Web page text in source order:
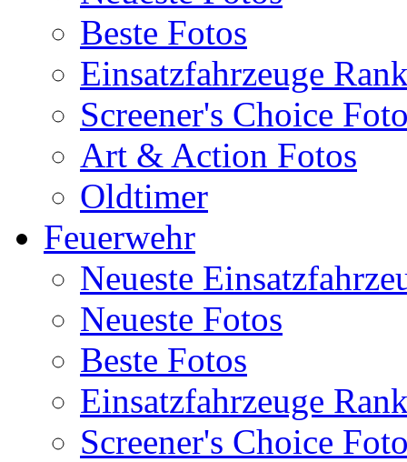
Beste Fotos
Einsatzfahrzeuge
Screener's Choice
Art & Action Fotos
Oldtimer
Feuerwehr
Neueste
Neueste Fotos
Beste Fotos
Einsatzfahrzeuge
Screener's Choice